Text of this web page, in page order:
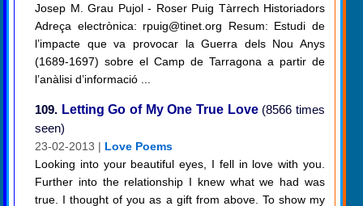
Josep M. Grau Pujol - Roser Puig Tàrrech Historiadors
Adreça electrònica: rpuig@tinet.org Resum: Estudi de
l’impacte que va provocar la Guerra dels Nou Anys
(1689-1697) sobre el Camp de Tarragona a partir de
l’anàlisi d’informació ...
109. Letting Go of My One True Love(8566 times
seen)
23-02-2013 | Love Poems
Looking into your beautiful eyes, I fell in love with you.
Further into the relationship I knew what we had was
true. I thought of you as a gift from above. To show my